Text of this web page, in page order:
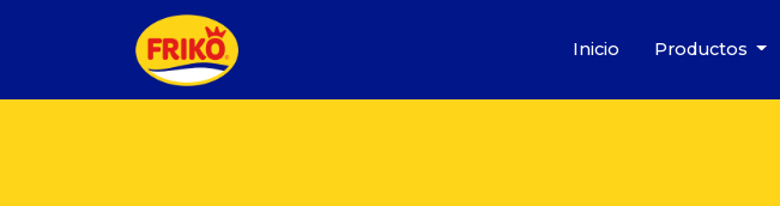
Inicio Productos